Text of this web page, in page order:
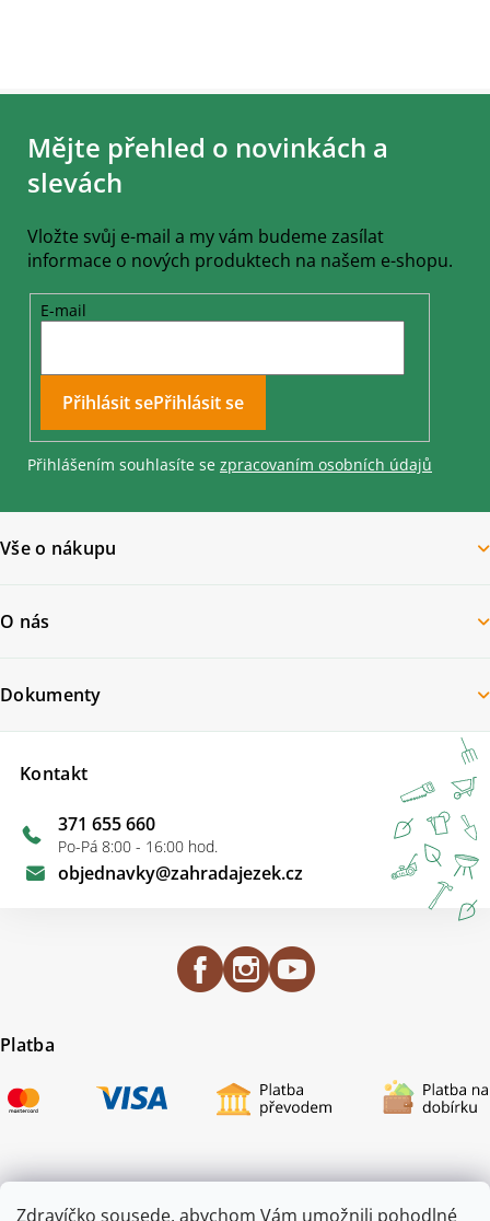
Zdravíčko sousede, abychom Vám umožnili pohodlné
Z
Mějte přehled o novinkách a
slevách
Vložte svůj e-mail a my vám budeme zasílat
informace o nových produktech na našem e-shopu.
E-mail
Přihlásit se
Přihlášením souhlasíte se zpracovaním osobních údajů
Vše o nákupu
O nás
Kontakt
objednavky@zahradajezek.cz
371 655 660
Po-Pá 8:00 - 16:00 hod.
Dokumenty
Platba
Certifikace